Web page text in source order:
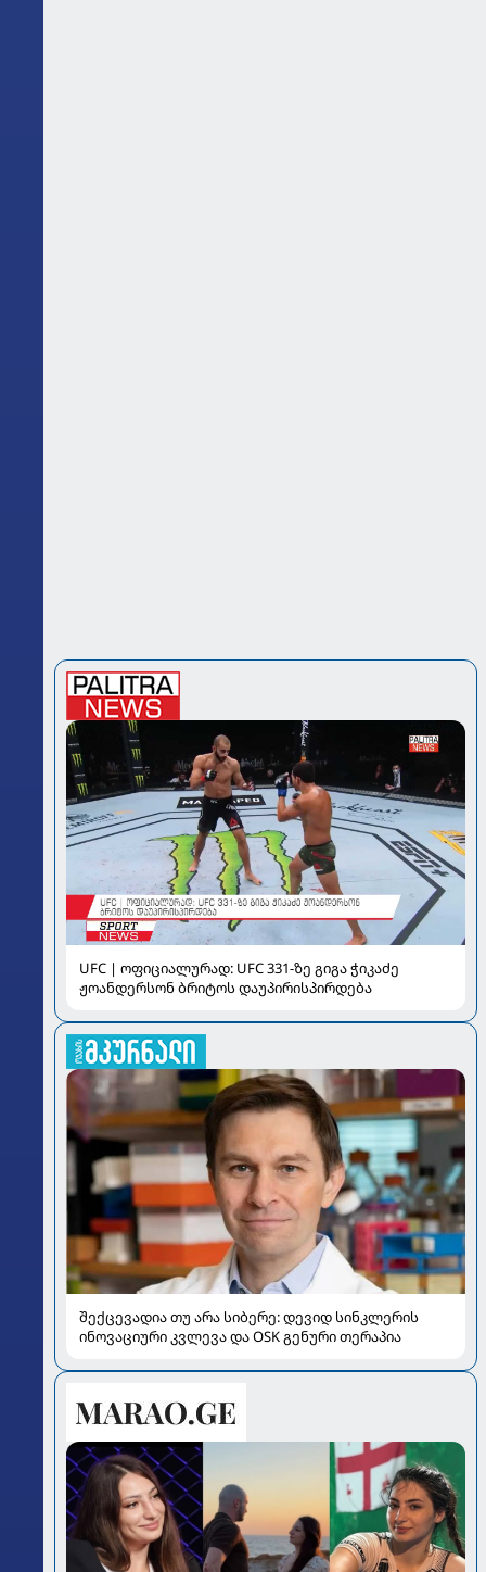
UFC | ოფიციალურად: UFC 331-ზე გიგა ჭიკაძე
ჟოანდერსონ ბრიტოს დაუპირისპირდება
შექცევადია თუ არა სიბერე: დევიდ სინკლერის
ინოვაციური კვლევა და OSK გენური თერაპია